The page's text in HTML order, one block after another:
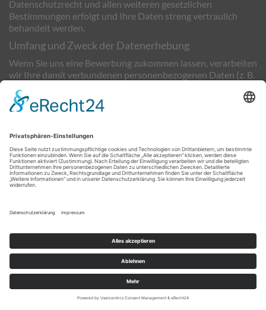
Datenschutzrecht und allen weiteren gesetzlichen
Bestimmungen erfolgt und Ihre Daten streng vertraulich
behandelt werden.
Umfang und Zweck der Datenerhebung
Wenn Sie uns eine Bewerbung zukommen lassen, verarbeiten
wir Ihre damit verbundenen personenbezogenen Daten (z. B.
Bewerbungsunterlagen, Notizen im Rahmen von
Bewerbungsgesprächen etc.), soweit dies zur Entscheidung
erforderlich ist. Rechtsgrundlage hierfür ist § 26 BDSG nach
deutschem Recht (Anbahnung eines
Beschäftigungsverhältnisses), Art. 6 Abs. 1 lit. b DSGVO
(allgemeine Vertragsanbahnung) und – sofern Sie eine
Einwilligung erteilt haben – Art. 6 Abs. 1 lit. a DSGVO. Die
Unternehmens ausschließlich an Personen weitergegeben,
Sofern die Bewerbung erfolgreich ist, werden die von Ihnen
eingereichten Daten auf Grundlage von § 26 BDSG und Art. 6
Abs. 1 lit. b DSGVO zum Zwecke der Durchführung des
Beschäftigungsverhältnisses in unseren
Datenverarbeitungssystemen gespeichert.